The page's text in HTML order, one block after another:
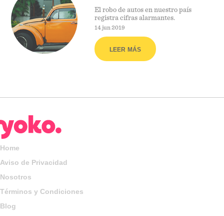
El robo de autos en nuestro país
registra cifras alarmantes.
14 jun 2019
LEER MÁS
Home
Aviso de Privacidad
Nosotros
Términos y Condiciones
Blog